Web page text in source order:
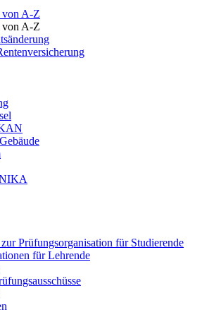
von A-Z
von A-Z
Prüfungsorganisation für Studierende
für Lehrende